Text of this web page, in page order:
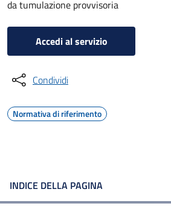
da tumulazione provvisoria
Accedi al servizio
Condividi
Normativa di riferimento
INDICE DELLA PAGINA